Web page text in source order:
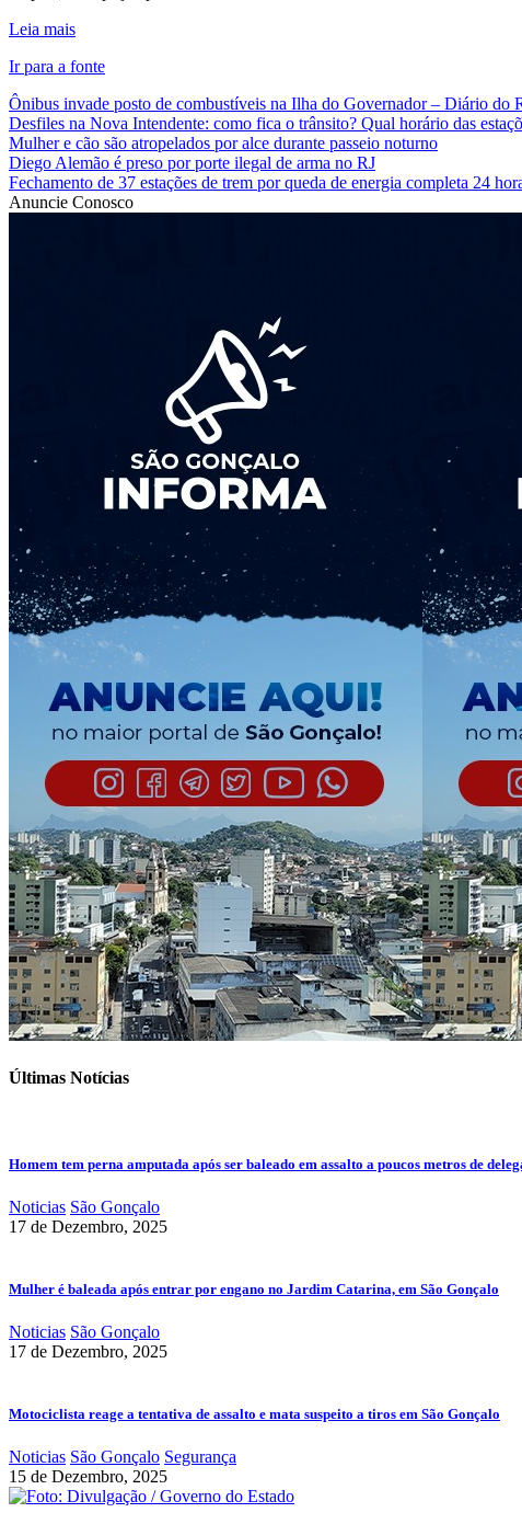
Leia mais
Ir para a fonte
Ônibus invade posto de combustíveis na Ilha do Governador – Diário do
Desfiles na Nova Intendente: como fica o trânsito? Qual horário das
Mulher e cão são atropelados por alce durante passeio noturno
Diego Alemão é preso por porte ilegal de arma no RJ
Fechamento de 37 estações de trem por queda de energia completa 24
Anuncie Conosco
Últimas Notícias
Homem tem perna amputada após ser baleado em assalto a poucos metros de
Noticias São Gonçalo
17 de Dezembro, 2025
Mulher é baleada após entrar por engano no Jardim Catarina, em São Gonçalo
Noticias São Gonçalo
17 de Dezembro, 2025
Motociclista reage a tentativa de assalto e mata suspeito a tiros em São Gonçalo
Noticias São Gonçalo Segurança
15 de Dezembro, 2025